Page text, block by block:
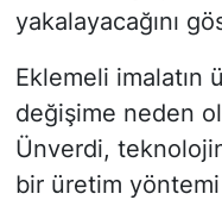
yakalayacağını
Eklemeli imalatın
değişime neden
Ünverdi,
bir üretim